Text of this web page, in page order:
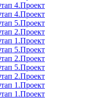
4.Проект
4.Проект
5.Проект
2.Проект
1.Проект
5.Проект
2.Проект
5.Проект
2.Проект
1.Проект
1.Проект